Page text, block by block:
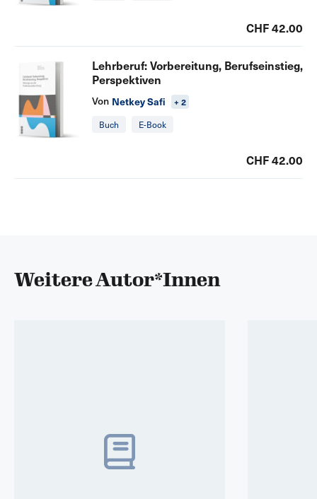
CHF 42.00
Lehrberuf: Vorbereitung, Berufseinstieg,
Perspektiven
Von Netkey Safi
+ 2
Buch
E-Book
CHF 42.00
Weitere Autor*Innen